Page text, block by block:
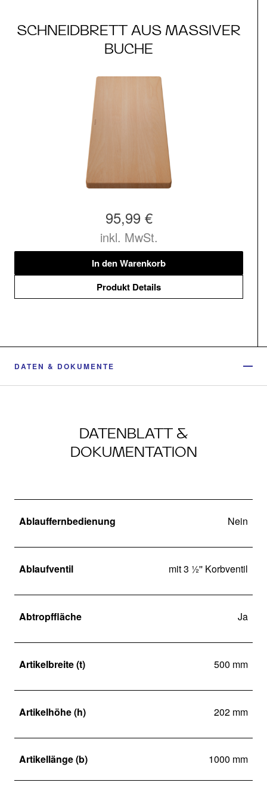
SCHNEIDBRETT AUS MASSIVER
BUCHE
95,99 €
inkl. MwSt.
In den Warenkorb
Produkt Details
DATEN & DOKUMENTE
DATENBLATT &
DOKUMENTATION
Ablauffernbedienung Nein
Ablaufventil mit 3 ½'' Korbventil
Abtropffläche Ja
Artikelbreite (t) 500 mm
Artikelhöhe (h) 202 mm
Artikellänge (b) 1000 mm